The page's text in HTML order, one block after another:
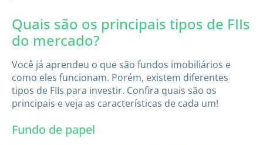
Quais são os principais tipos de FIIs
do mercado?
Você já aprendeu o que são fundos imobiliários e
como eles funcionam. Porém, existem diferentes
tipos de FIIs para investir. Confira quais são os
principais e veja as características de cada um!
Fundo de papel